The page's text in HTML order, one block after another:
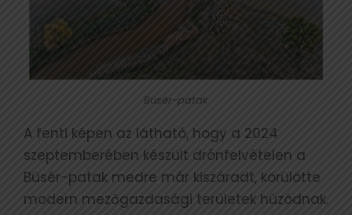
Büsér-patak
A fenti képen az látható, hogy a 2024
szeptemberében készült drónfelvételen a
Büsér-patak medre már kiszáradt, körülötte
modern mezőgazdasági területek húzódnak.